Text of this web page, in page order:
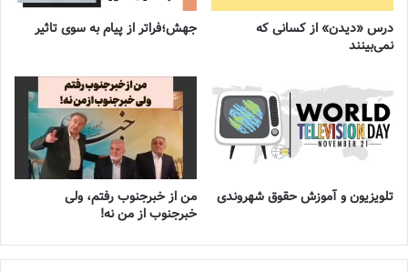
درس «دیدن» از کسانی که
نمی‌بینند
جهش؛فراتر از پیام به سوی تاثیر
تلویزیون و آموزش حقوق شهروندی
من از خبرجنوب رفتم، ولی
خبرجنوب از من نه!